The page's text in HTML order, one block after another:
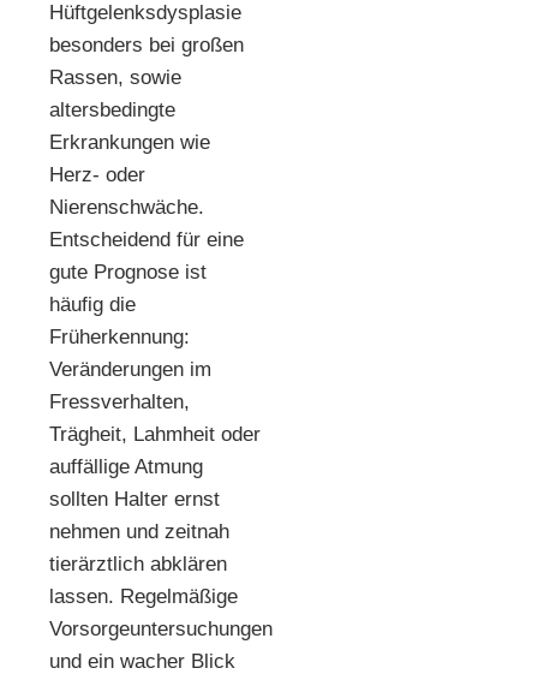
Hüftgelenksdysplasie
besonders bei großen
Rassen, sowie
altersbedingte
Erkrankungen wie
Herz- oder
Nierenschwäche.
Entscheidend für eine
gute Prognose ist
häufig die
Früherkennung:
Veränderungen im
Fressverhalten,
Trägheit, Lahmheit oder
auffällige Atmung
sollten Halter ernst
nehmen und zeitnah
tierärztlich abklären
lassen. Regelmäßige
Vorsorgeuntersuchungen
und ein wacher Blick